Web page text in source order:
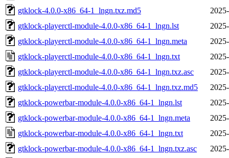
gtklock-4.0.0-x86_64-1_lngn.txz.md5
gtklock-playerctl-module-4.0.0-x86_64-1_lngn.lst
gtklock-playerctl-module-4.0.0-x86_64-1_lngn.meta
gtklock-playerctl-module-4.0.0-x86_64-1_lngn.txt
gtklock-playerctl-module-4.0.0-x86_64-1_lngn.txz.asc
gtklock-playerctl-module-4.0.0-x86_64-1_lngn.txz.md5
gtklock-powerbar-module-4.0.0-x86_64-1_lngn.lst
gtklock-powerbar-module-4.0.0-x86_64-1_lngn.meta
gtklock-powerbar-module-4.0.0-x86_64-1_lngn.txt
gtklock-powerbar-module-4.0.0-x86_64-1_lngn.txz.asc